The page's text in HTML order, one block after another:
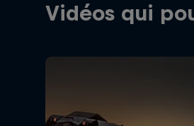
Vidéos qui